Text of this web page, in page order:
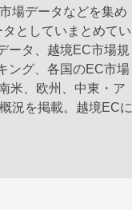
場データなどを集め
としていまとめてい
ータ、越境EC市場規
ング、各国のEC市場
米、欧州、中東・ア
況を掲載。越境ECに